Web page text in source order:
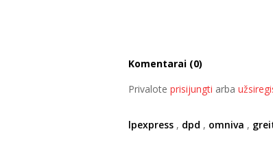
Komentarai (0)
Privalote prisijungti arba
lpexpress , dpd , omniva ,